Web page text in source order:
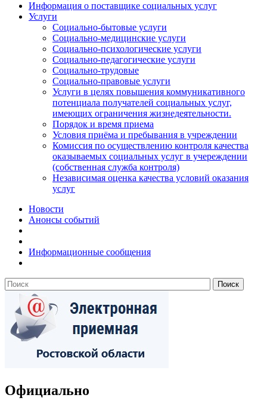
Информация о поставщике социальных услуг
Услуги
Социально-бытовые услуги
Социально-медицинские услуги
Социально-психологические услуги
Социально-педагогические услуги
Социально-трудовые
Социально-правовые услуги
Услуги в целях повышения коммуникативного
потенциала получателей социальных услуг,
имеющих ограничения жизнедеятельности.
Порядок и время приема
Условия приёма и пребывания в учреждении
Комиссия по осуществлению контроля качества
оказываемых социальных услуг в учереждении
(собственная служба контроля)
Независимая оценка качества условий оказания
услуг
Новости
Анонсы событий
Информационные сообщения
Официально